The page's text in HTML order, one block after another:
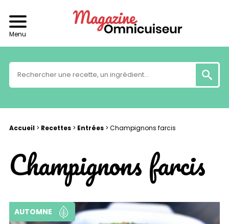
Menu
Accueil> Recettes> Entrées> Champignons farcis
Champignons farcis
AUTOMNE